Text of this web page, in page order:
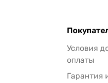
Условия
оплаты
Гарантия